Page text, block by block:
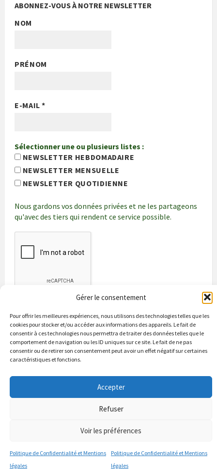
Gérer le consentement
Pour offrir les meilleures expériences, nous utilisons des technologies telles que les
cookies pour stocker et/ou accéder aux informations des appareils. Le fait de
consentir à ces technologies nous permettra de traiter des données telles que le
comportement de navigation ou les ID uniques sur ce site. Le fait de ne pas
consentir ou de retirer son consentement peut avoir un effet négatif sur certaines
caractéristiques et fonctions.
Accepter
Refuser
Voir les préférences
Politique de Confidentialité et Mentions
légales
Politique de Confidentialité et Mentions
légales
ABONNEZ-VOUS À NOTRE NEWSLETTER
NOM
PRÉNOM
E-MAIL*
Sélectionner une ou plusieurs listes :
NEWSLETTER HEBDOMADAIRE
NEWSLETTER MENSUELLE
NEWSLETTER QUOTIDIENNE
Nous gardons vos données privées et ne les partageons
qu'avec des tiers qui rendent ce service possible.
Bienvenue à Puycapel La municipalité
Actualités
Les bonnes adresses
© 2026 Site officiel de la commune de Puycapel dans le Cantal
Conformité à la loi RGPD
Puycapel.fr utilise des cookies pour améliorer les performance et
votre usage du site web. nous présumons de votre accord pour
le dicte et vous en donne le droit .